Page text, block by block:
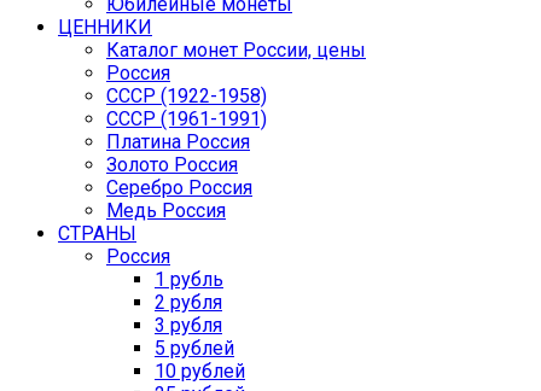
ЦЕННИКИ
Каталог монет России, цены
Россия
СССР (1922-1958)
CCCР (1961-1991)
Платина Россия
Золото Россия
Серебро Россия
Медь Россия
СТРАНЫ
Россия
1 рубль
2 рубля
3 рубля
5 рублей
10 рублей